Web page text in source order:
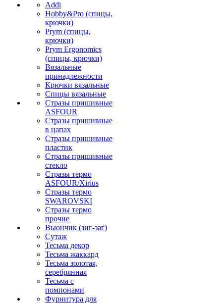
Addi
Hobby&Pro (спицы,
крючки)
Prym (спицы,
крючки)
Prym Ergonomics
(спицы, крючки)
Вязальные
принадлежности
Крючки вязальные
Спицы вязальные
Стразы пришивные
ASFOUR
Стразы пришивные
в цапах
Стразы пришивные
пластик
Стразы пришивные
стекло
Стразы термо
ASFOUR/Xirius
Стразы термо
SWAROVSKI
Стразы термо
прочие
Вьюнчик (зиг-заг)
Сутаж
Тесьма декор
Тесьма жаккард
Тесьма золотая,
серебрянная
Тесьма с
помпонами
Фурнитура для